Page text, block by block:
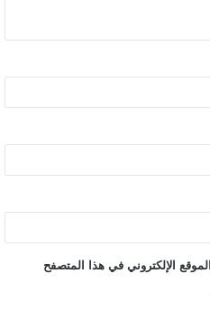
الإلكتروني في هذا المتصفح